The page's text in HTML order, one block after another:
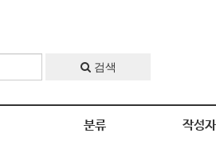
검색
분류 작성자